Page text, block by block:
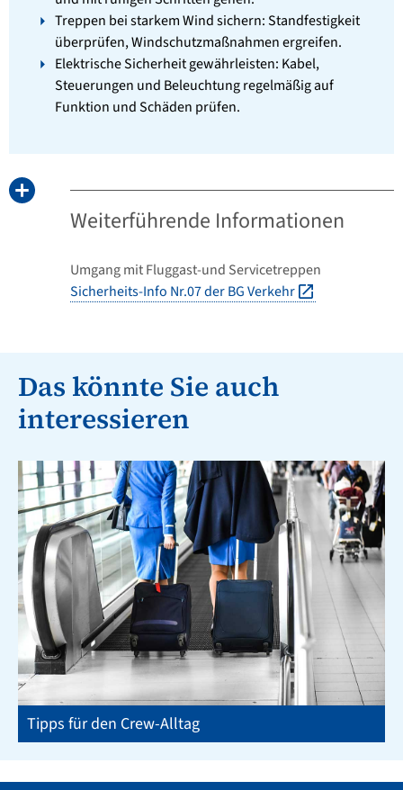
Treppen bei starkem Wind sichern: Standfestigkeit
überprüfen, Windschutzmaßnahmen ergreifen.
Elektrische Sicherheit gewährleisten: Kabel,
Steuerungen und Beleuchtung regelmäßig auf
Funktion und Schäden prüfen.
Weiterführende Informationen
Umgang mit Fluggast-und Servicetreppen
Sicherheits-Info Nr.07 der BG Verkehr
Das könnte Sie auch
interessieren
Tipps für den Crew-Alltag